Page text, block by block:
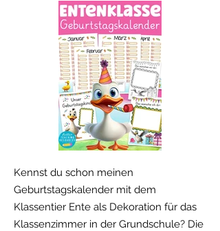
Kennst du schon meinen
Geburtstagskalender mit dem
Klassentier Ente als Dekoration für das
Klassenzimmer in der Grundschule? Die